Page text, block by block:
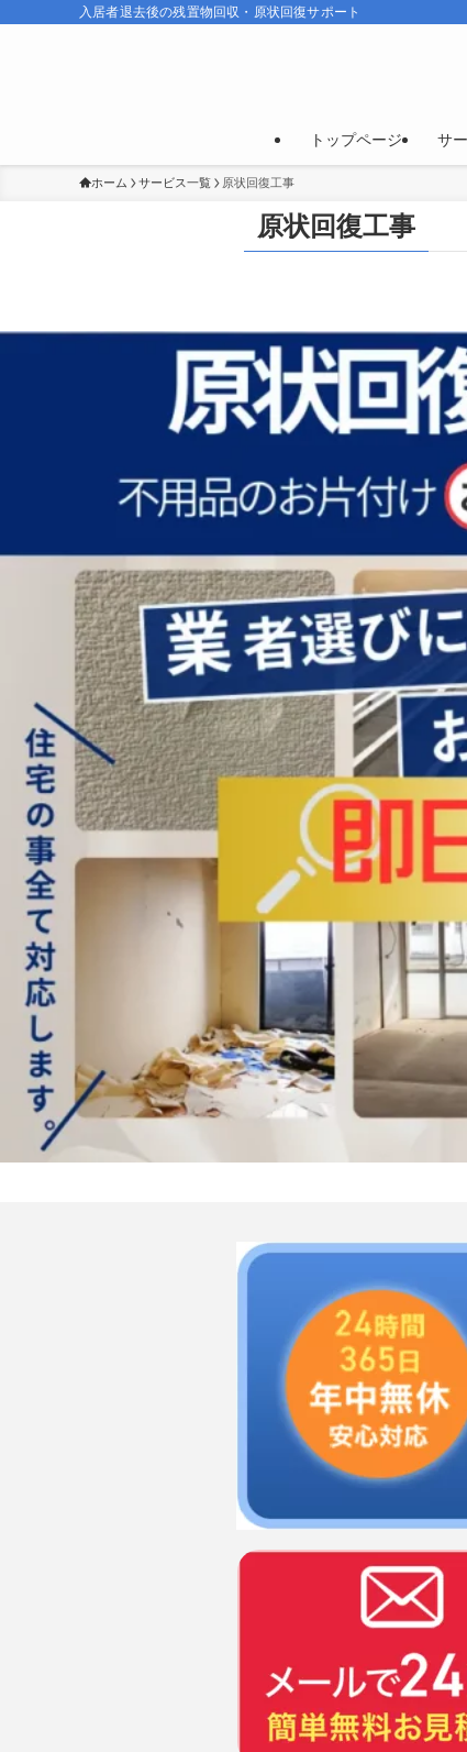
入居者退去後の残置物回収・原状回復サポート
トップページ サ
ホーム サービス一覧 原状回復工事
原状回復工事